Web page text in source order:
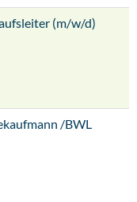
(m/w/d)
/BWL